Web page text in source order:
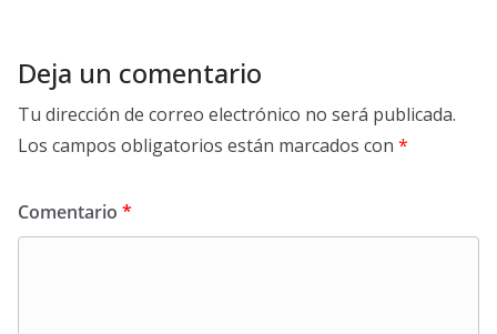
Deja un comentario
Tu dirección de correo electrónico no será publicada.
Los campos obligatorios están marcados con *
Comentario *